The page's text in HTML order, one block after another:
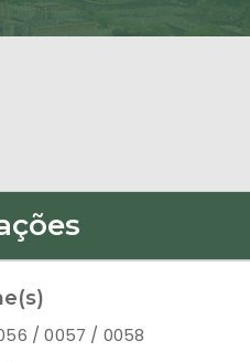
/ 0057 / 0058